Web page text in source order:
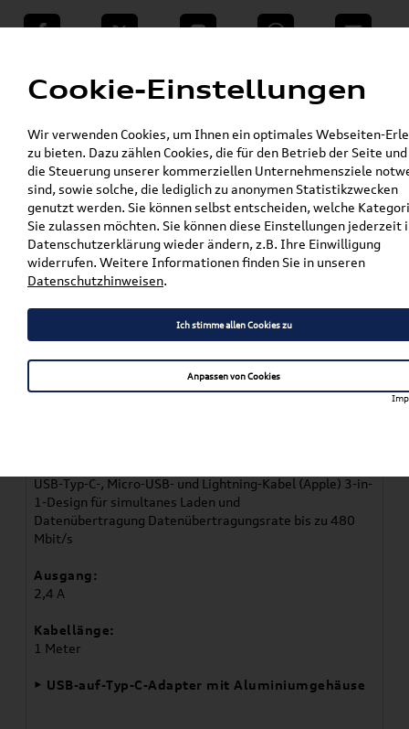
teilen Twitter Instagram WhatsApp E-Mail
VW Shop - VW Originalteile und Zubehör »
SEAT Produkte » SEAT CUPRA » Collection
»
Original SEAT CUPRA Ladekabel (3 in 1)
000051444AR
Original SEAT CUPRA
Ladekabel (3 in 1)
000051444AR
Artikelbeschreibung
USB-Typ-C-, Micro-USB- und Lightning-Kabel (Apple) 3-in-
1-Design für simultanes Laden und
Datenübertragung Datenübertragungsrate bis zu 480
Mbit/s
Ausgang:
2,4 A
Kabellänge:
1 Meter
• USB-auf-Typ-C-Adapter mit Aluminiumgehäuse
Cookie-Einstellungen
Wir verwenden Cookies, um Ihnen ein optimales Webseiten-
zu bieten. Dazu zählen Cookies, die für den Betrieb der Seite
die Steuerung unserer kommerziellen Unternehmensziele
sind, sowie solche, die lediglich zu anonymen Statistikzwecken
genutzt werden. Sie können selbst entscheiden, welche
Sie zulassen möchten. Sie können diese Einstellungen jederzeit
Datenschutzerklärung wieder ändern, z.B. Ihre Einwilligung
widerrufen. Weitere Informationen finden Sie in unseren
Datenschutzhinweisen.
Ich stimme allen Cookies zu
Anpassen von Cookies